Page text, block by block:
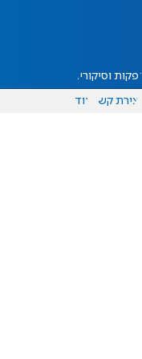
הפקות וסיקורים
יצירת קשר עוד